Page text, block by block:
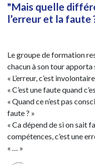
"Mais quelle
l’erreur et la faute
Le groupe de formation
chacun à son tour apporta
« L’erreur, c’est
« C’est une faute quand
« Quand ce n’est pas
faute ? »
« Ca dépend de si on sait
compétences, c’est une
« … »